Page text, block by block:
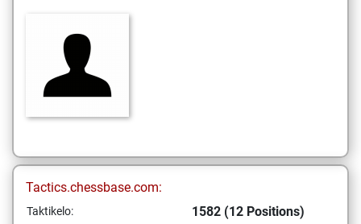
Tactics.chessbase.com:
Taktikelo: 1582 (12 Positions)